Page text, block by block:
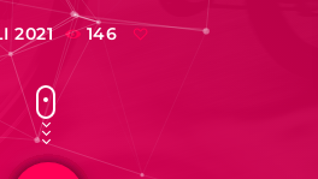
2021 146